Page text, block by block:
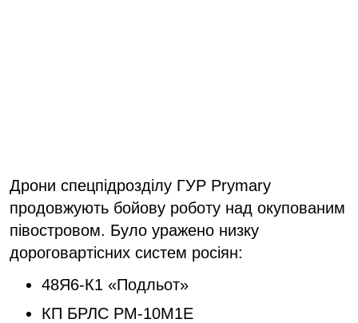
Дрони спецпідрозділу ГУР Prymarу
продовжують бойову роботу над окупованим
півостровом. Було уражено низку
дороговартісних систем росіян:
48Я6-К1 «Подльот»
КП БРЛС РМ-10М1Е